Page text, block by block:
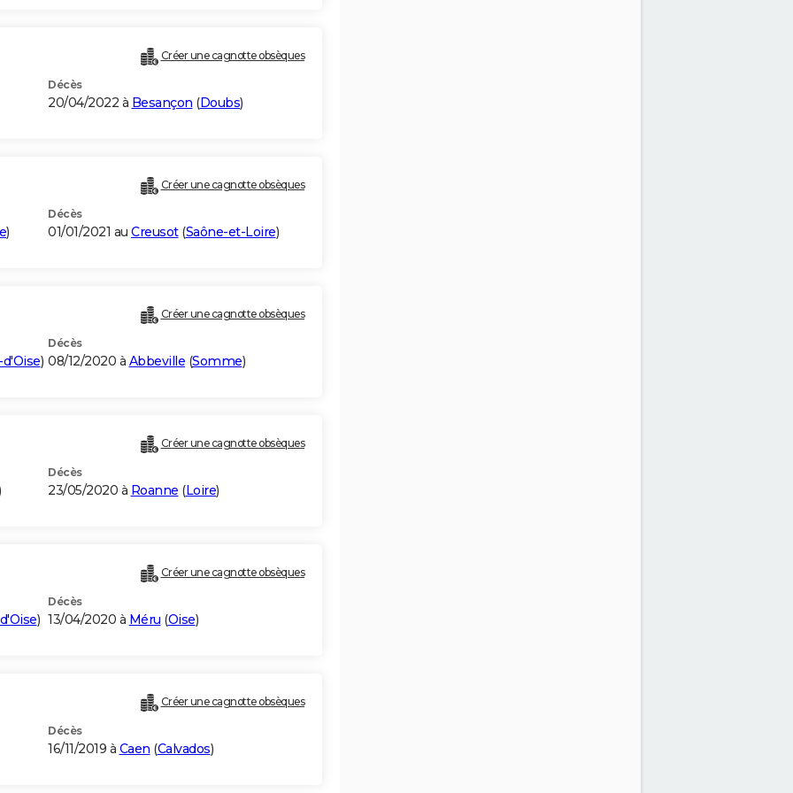
Créer une cagnotte obsèques
Décès
20/04/2022 à Besançon (Doubs)
Créer une cagnotte obsèques
)
Décès
01/01/2021 au Creusot(Saône-et-Loire)
Créer une cagnotte obsèques
d'Oise)
Décès
08/12/2020 à Abbeville (Somme)
Créer une cagnotte obsèques
Décès
23/05/2020 à Roanne (Loire)
Créer une cagnotte obsèques
)
Décès
13/04/2020 à Méru (Oise)
Créer une cagnotte obsèques
Décès
16/11/2019 à Caen (Calvados)